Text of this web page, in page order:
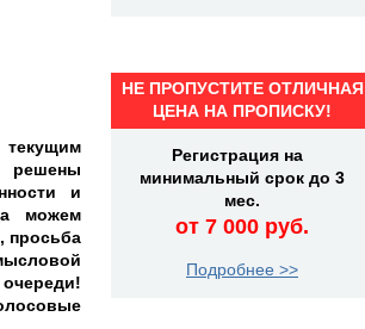
решены
и
можем
просьба
НЕ ПРОПУСТИТЕ ОТЛИЧНАЯ
ЦЕНА НА ПРОПИСКУ!
Регистрация на
минимальный срок до 3
мес.
от 7 000 руб.
Подробнее >>